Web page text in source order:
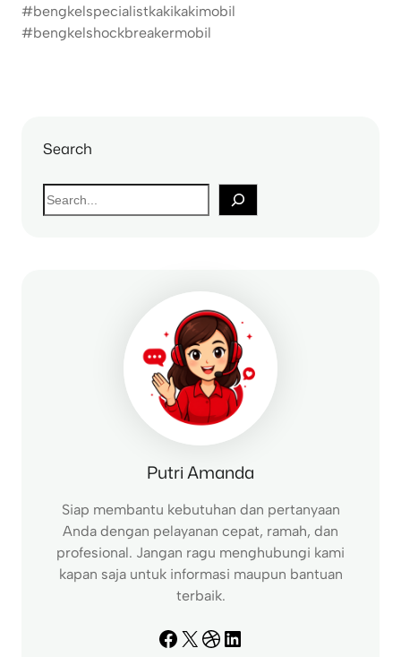
#bengkelspecialistkakikakimobil
#bengkelshockbreakermobil
Search
S
e
Putri Amanda
Siap membantu kebutuhan dan pertanyaan
Anda dengan pelayanan cepat, ramah, dan
profesional. Jangan ragu menghubungi kami
kapan saja untuk informasi maupun bantuan
terbaik.
Facebook X Dribbble LinkedIn